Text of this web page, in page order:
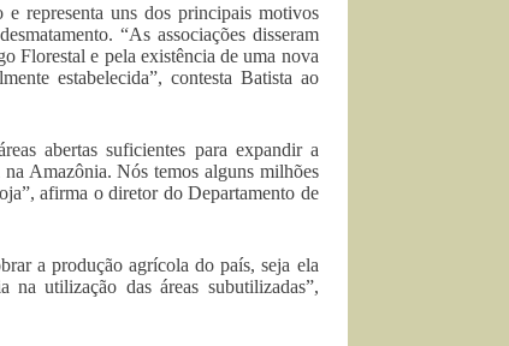
representa uns dos principais motivos
“As associações disseram
Florestal e pela existência de uma nova
estabelecida”, contesta Batista ao
abertas suficientes para expandir a
na Amazônia. Nós temos alguns milhões
afirma o diretor do Departamento de
a produção agrícola do país, seja ela
na utilização das áreas subutilizadas”,